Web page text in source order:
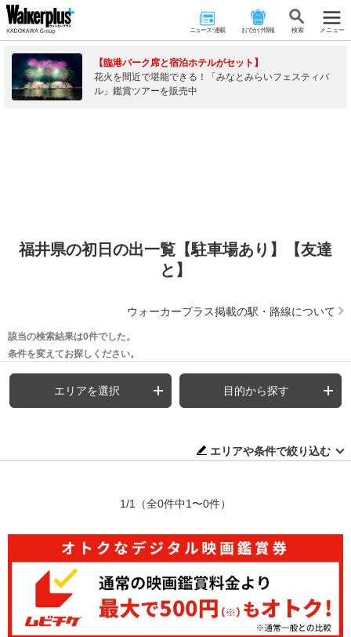
ニュース･連載 おでかけ情報 検 索 メニュー
【臨港パーク席と宿泊ホテルがセット】
花火を間近で堪能できる！「みなとみらいフェスティバ
ル」鑑賞ツアーを販売中
福井県の初日の出一覧【駐車場あり】【友達
と】
ウォーカープラス掲載の駅・路線について
該当の検索結果は0件でした。
条件を変えてお探しください。
エリアを選択 目的から探す
エリアや条件で絞り込む
1/1 （全0件中1〜0件）